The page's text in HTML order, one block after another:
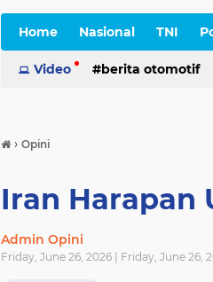
Home Nasional TNI
Cerpen
Video berita otomotif
› Opini
Iran Harapan
Admin Opini
Friday, June 26, 2026 | Friday, June 26,